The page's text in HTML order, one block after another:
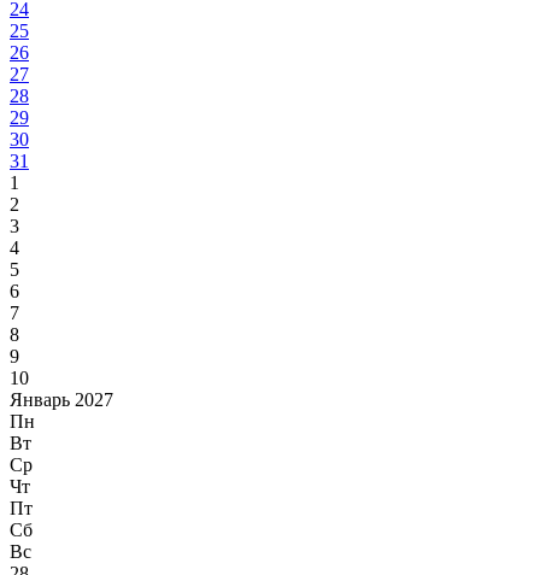
24
25
26
27
28
29
30
31
1
2
3
4
5
6
7
8
9
10
Январь 2027
Пн
Вт
Ср
Чт
Пт
Сб
Вс